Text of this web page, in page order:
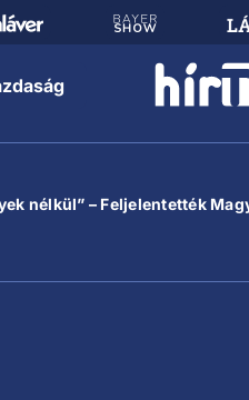
nélkül” – Feljelentették